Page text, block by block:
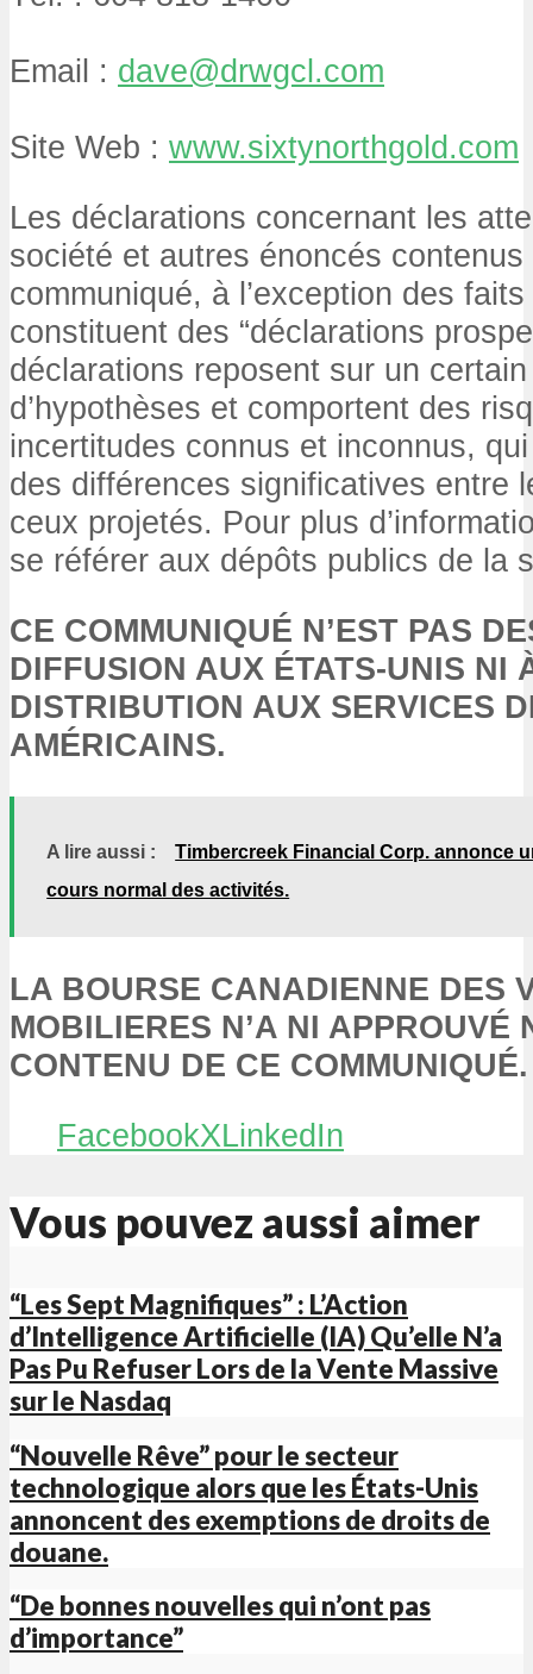
Email : dave@drwgcl.com
Site Web : www.sixtynorthgold.com
Les déclarations concernant les
société et autres énoncés
communiqué, à l’exception des
constituent des “déclarations
déclarations reposent sur un
d’hypothèses et comportent des
incertitudes connus et inconnus,
des différences significatives entre
ceux projetés. Pour plus
se référer aux dépôts publics de la
CE COMMUNIQUÉ N’EST PAS
DIFFUSION AUX ÉTATS-UNIS NI
DISTRIBUTION AUX SERVICES
AMÉRICAINS.
A lire aussi :
Timbercreek Financial Corp. annonce
cours normal des activités.
LA BOURSE CANADIENNE DES
MOBILIERES N’A NI APPROUVÉ
CONTENU DE CE COMMUNIQUÉ.
FacebookXLinkedIn
Vous pouvez aussi aimer
“Les Sept Magnifiques” : L’Action
d’Intelligence Artificielle (IA) Qu’elle N’a
Pas Pu Refuser Lors de la Vente Massive
sur le Nasdaq
“Nouvelle Rêve” pour le secteur
technologique alors que les États-Unis
annoncent des exemptions de droits de
douane.
“De bonnes nouvelles qui n’ont pas
d’importance”